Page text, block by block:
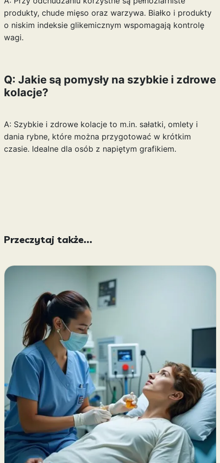
produkty, chude mięso oraz warzywa. Białko i produkty
o niskim indeksie glikemicznym wspomagają kontrolę
wagi.
Q: Jakie są pomysły na szybkie i zdrowe
kolacje?
A: Szybkie i zdrowe kolacje to m.in. sałatki, omlety i
dania rybne, które można przygotować w krótkim
czasie. Idealne dla osób z napiętym grafikiem.
Przeczytaj także...